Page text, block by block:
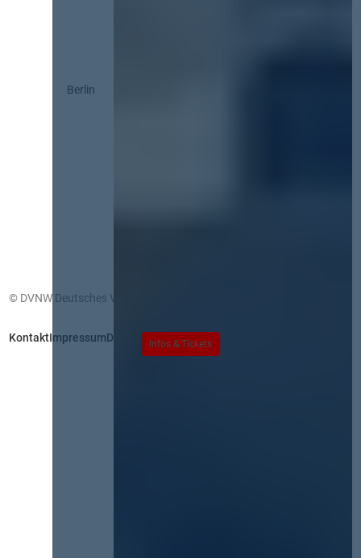
Infos & Tickets
Berlin
© DVNW Deutsches Vergabenetzwerk GmbH
KontaktImpressumDatenschutz